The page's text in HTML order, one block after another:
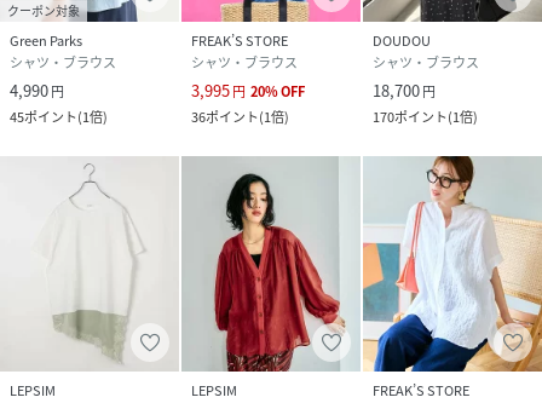
クーポン対象
Green Parks
シャツ・ブラウス
4,990円
45ポイント(1倍)
FREAK’S STORE
シャツ・ブラウス
3,995円 20%OFF
36ポイント(1倍)
DOUDOU
シャツ・ブラウス
18,700円
170ポイント(1倍)
LEPSIM
LEPSIM
FREAK’S STORE